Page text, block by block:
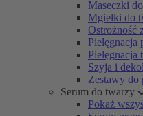
Maseczki
Mgiełki do
Ostrożność
Pielęgnacja
Pielęgnacja
Szyja i
Zestawy do
Serum do twarzy
Pokaż